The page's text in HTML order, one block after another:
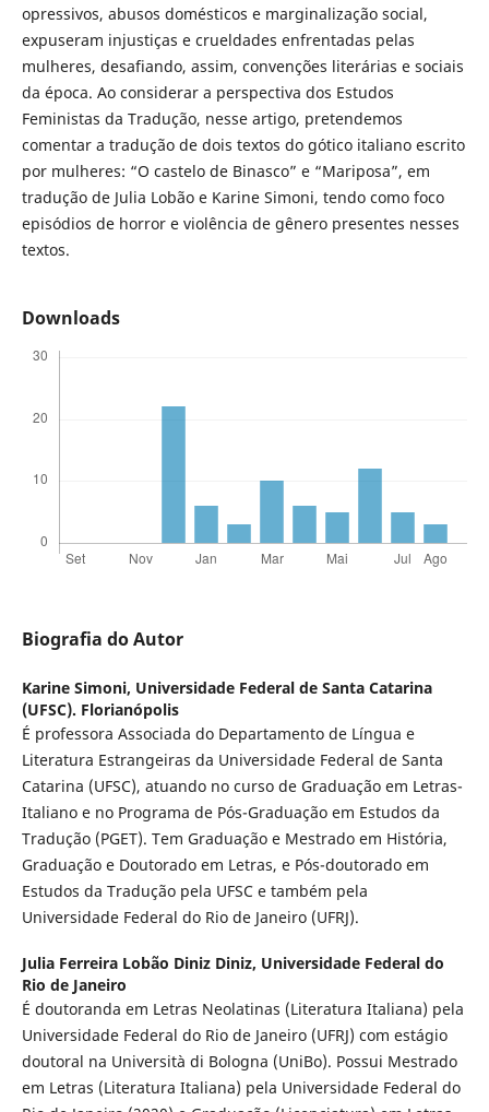
opressivos, abusos domésticos e marginalização social,
expuseram injustiças e crueldades enfrentadas pelas
mulheres, desafiando, assim, convenções literárias e sociais
da época. Ao considerar a perspectiva dos Estudos
Feministas da Tradução, nesse artigo, pretendemos
comentar a tradução de dois textos do gótico italiano escrito
por mulheres: “O castelo de Binasco” e “Mariposa”, em
tradução de Julia Lobão e Karine Simoni, tendo como foco
episódios de horror e violência de gênero presentes nesses
textos.
Downloads
Biografia do Autor
Karine Simoni, Universidade Federal de Santa Catarina
(UFSC). Florianópolis
É professora Associada do Departamento de Língua e
Literatura Estrangeiras da Universidade Federal de Santa
Catarina (UFSC), atuando no curso de Graduação em Letras-
Italiano e no Programa de Pós-Graduação em Estudos da
Tradução (PGET). Tem Graduação e Mestrado em História,
Graduação e Doutorado em Letras, e Pós-doutorado em
Estudos da Tradução pela UFSC e também pela
Universidade Federal do Rio de Janeiro (UFRJ).
Julia Ferreira Lobão Diniz Diniz, Universidade Federal do
Rio de Janeiro
É doutoranda em Letras Neolatinas (Literatura Italiana) pela
Universidade Federal do Rio de Janeiro (UFRJ) com estágio
doutoral na Università di Bologna (UniBo). Possui Mestrado
em Letras (Literatura Italiana) pela Universidade Federal do